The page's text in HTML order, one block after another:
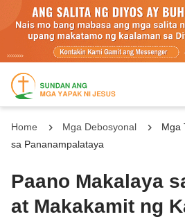
Home Mga Debosyonal
Mga
sa Pananampalataya
Paano Makalaya
at Makakamit ng